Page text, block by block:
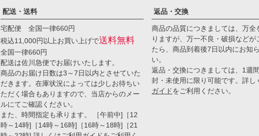
配送・送料
宅配便 全国一律660円
税込11,000円以上お買い上げで送料無料
全国一律660円
配送は佐川急便でお届けいたします。
商品のお届け日数は3～7日以内とさせていた
だきます。在庫状況によっては少しお待ちい
ただく場合もありますので、当店からのメー
ルにてご確認ください。
また、時間指定も承ります。 ［午前中]［12
時～14時]［14時～16時]［16時～18時]［21
返品・交換
商品の品質につきましては、万全
りますが、万一不良・破損などが
たら、商品到着後7日以内にお知
い。
返品・交換につきましては、1週
封・未使用に限り可能です。詳し
ガイドをご利用ください。